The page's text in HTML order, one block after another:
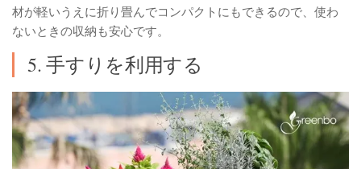
材が軽いうえに折り畳んでコンパクトにもできるので、使わ
ないときの収納も安心です。
5. 手すりを利用する